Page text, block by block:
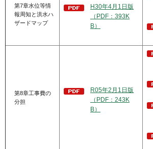
第7章水位等情
報周知と洪水ハ
ザードマップ
H30年4月1日版
（PDF：393K
B）
第8章工事費の
分担
R05年2月1日版
（PDF：243K
B）